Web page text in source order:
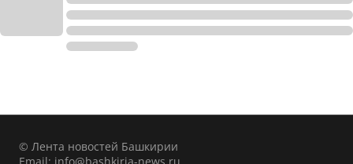
© Лента новостей Башкирии